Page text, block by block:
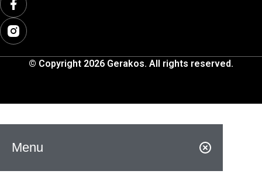
© Copyright 2026 Gerakos. All rights reserved.
Menu